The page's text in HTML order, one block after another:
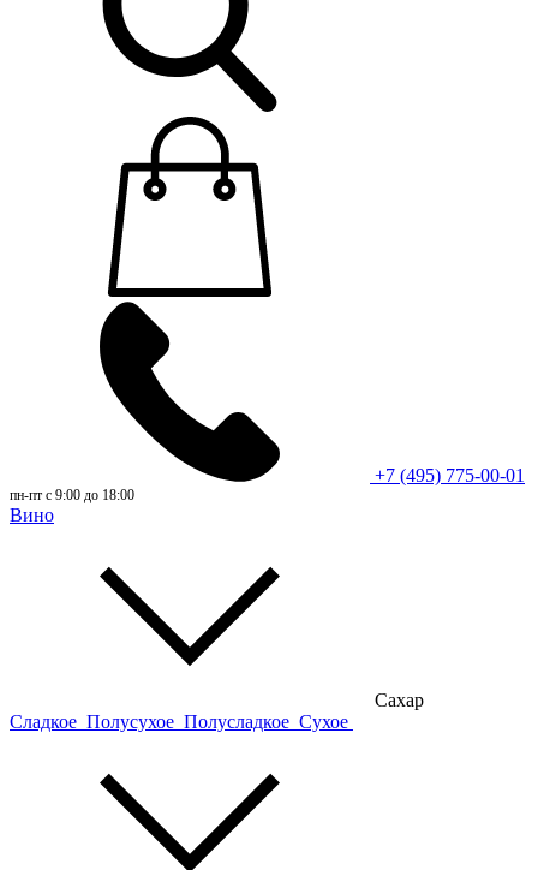
+7 (495) 775-00-01
пн-пт с 9:00 до 18:00
Вино
Сахар
Сладкое Полусухое Полусладкое Сухое